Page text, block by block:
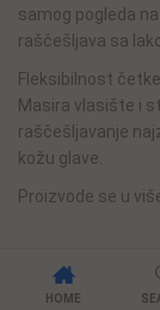
samog pogleda
raščešljava sa
Fleksibilnost
Masira vlasište i
raščešljavanje
kožu glave.
Proizvode se u
HOME